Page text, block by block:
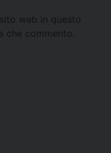
web in questo
che commento.